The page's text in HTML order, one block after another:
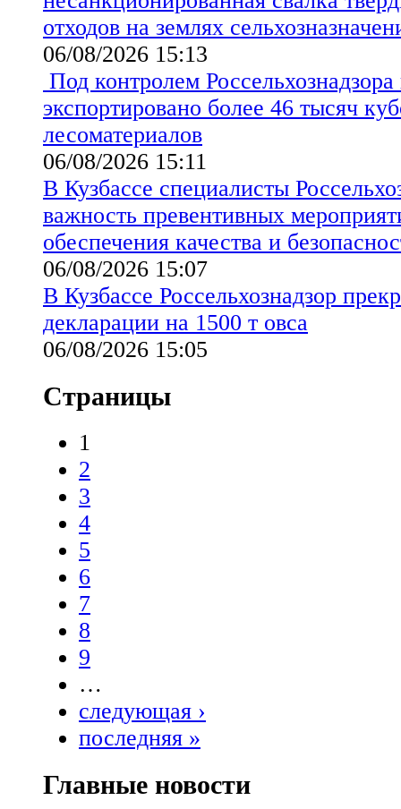
отходов на землях
06/08/2026 15:13
Под контролем Россельхознадзора
экспортировано более 46 тысяч
лесоматериалов
06/08/2026 15:11
В Кузбассе специалисты
важность превентивных
обеспечения качества и
06/08/2026 15:07
В Кузбассе Россельхознадзор
декларации на 1500 т овса
06/08/2026 15:05
Страницы
1
2
3
4
5
6
7
8
9
…
следующая ›
последняя »
Главные новости